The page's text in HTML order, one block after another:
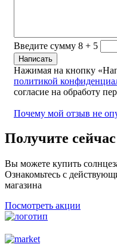
Введите сумму 8 + 5
Нажимая на кнопку
политикой
согласие на обработу
Почему мой отзыв не
Получите
Вы можете купить
Ознакомьтесь с
магазина
Посмотреть акции